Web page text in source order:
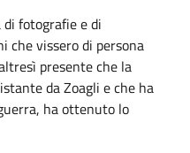
fotografie e di
che vissero di persona
presente che la
da Zoagli e che ha
ha ottenuto lo